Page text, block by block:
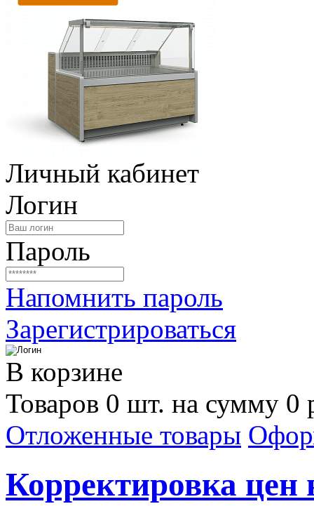
Личный кабинет
Логин
Пароль
Напомнить пароль
Зарегистрироваться
В корзине
Товаров 0 шт. на сумму 0
Отложенные товары
Корректировка цен